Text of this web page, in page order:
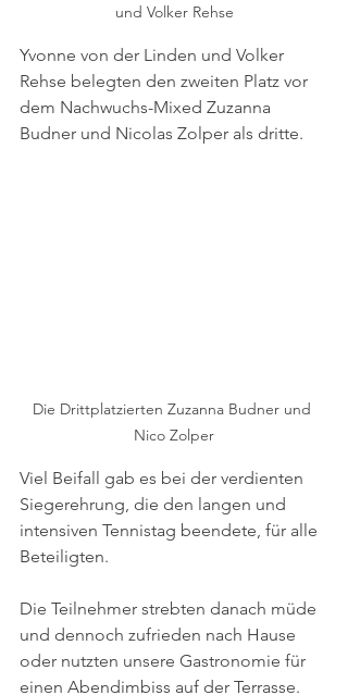
und Volker Rehse
Yvonne von der Linden und Volker
Rehse belegten den zweiten Platz vor
dem Nachwuchs-Mixed Zuzanna
Budner und Nicolas Zolper als dritte.
Die Drittplatzierten Zuzanna Budner und
Nico Zolper
Viel Beifall gab es bei der verdienten
Siegerehrung, die den langen und
intensiven Tennistag beendete, für alle
Beteiligten.
Die Teilnehmer strebten danach müde
und dennoch zufrieden nach Hause
oder nutzten unsere Gastronomie für
einen Abendimbiss auf der Terrasse.